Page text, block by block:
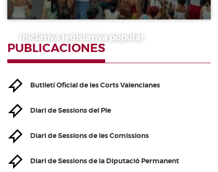
Iniciativa legislativa popular
PUBLICACIONES
Butlletí Oficial de les Corts Valencianes
Diari de Sessions del Ple
Diari de Sessions de les Comissions
Diari de Sessions de la Diputació Permanent